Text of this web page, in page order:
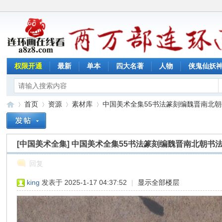
权限开通 最新 单本 四大名著 人物 侠鬼仙妖
»
首页
›
资源
›
素材库
›
中国美术全集55书法篆刻编魏晋南北
[中国美术全集] 中国美术全集55书法篆刻编魏晋南北朝书
回复
king 发表于 2025-1-17 04:37:52 | 显示全部楼层